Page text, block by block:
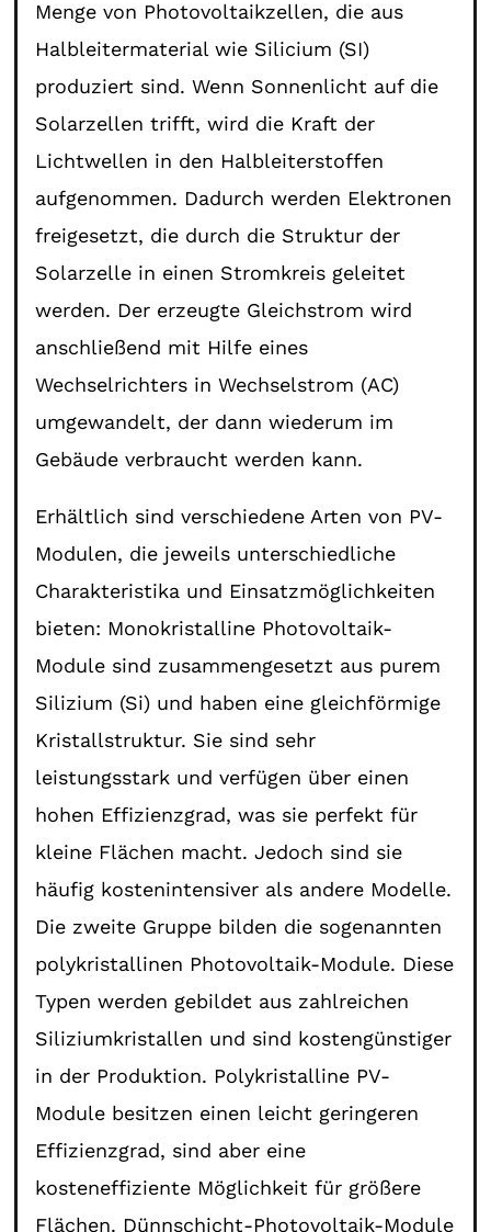
Menge von Photovoltaikzellen, die aus
Halbleitermaterial wie Silicium (SI)
produziert sind. Wenn Sonnenlicht auf die
Solarzellen trifft, wird die Kraft der
Lichtwellen in den Halbleiterstoffen
aufgenommen. Dadurch werden Elektronen
freigesetzt, die durch die Struktur der
Solarzelle in einen Stromkreis geleitet
werden. Der erzeugte Gleichstrom wird
anschließend mit Hilfe eines
Wechselrichters in Wechselstrom (AC)
umgewandelt, der dann wiederum im
Gebäude verbraucht werden kann.
Erhältlich sind verschiedene Arten von PV-
Modulen, die jeweils unterschiedliche
Charakteristika und Einsatzmöglichkeiten
bieten: Monokristalline Photovoltaik-
Module sind zusammengesetzt aus purem
Silizium (Si) und haben eine gleichförmige
Kristallstruktur. Sie sind sehr
leistungsstark und verfügen über einen
hohen Effizienzgrad, was sie perfekt für
kleine Flächen macht. Jedoch sind sie
häufig kostenintensiver als andere Modelle.
Die zweite Gruppe bilden die sogenannten
polykristallinen Photovoltaik-Module. Diese
Typen werden gebildet aus zahlreichen
Siliziumkristallen und sind kostengünstiger
in der Produktion. Polykristalline PV-
Module besitzen einen leicht geringeren
Effizienzgrad, sind aber eine
kosteneffiziente Möglichkeit für größere
Flächen. Dünnschicht-Photovoltaik-Module